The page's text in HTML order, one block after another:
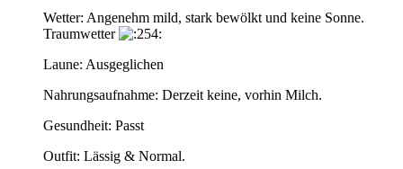
Wetter: Angenehm mild, stark bewölkt und keine Sonne.
Traumwetter
Laune: Ausgeglichen
Nahrungsaufnahme: Derzeit keine, vorhin Milch.
Gesundheit: Passt
Outfit: Lässig & Normal.